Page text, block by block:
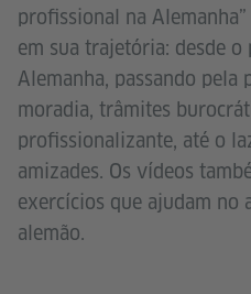
profissional na
em sua trajetória: desde
Alemanha, passando pela
moradia, trâmites
profissionalizante, até o
amizades. Os vídeos
exercícios que ajudam no
alemão.